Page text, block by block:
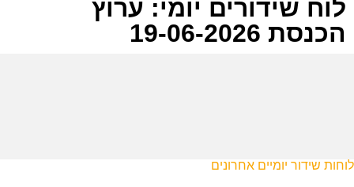
לוח שידורים יומי: ערוץ
הכנסת 19-06-2026
לוחות שידור יומיים אחרונים